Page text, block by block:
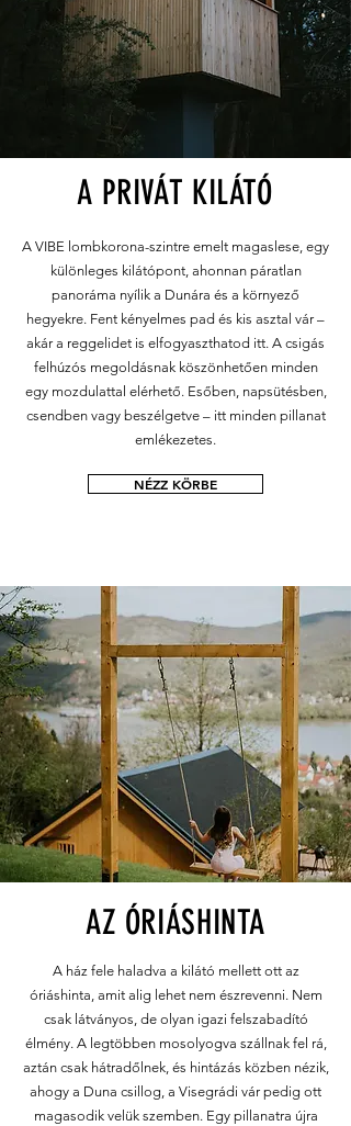
A PRIVÁT KILÁTÓ
A VIBE lombkorona-szintre emelt magaslese, egy
különleges kilátópont, ahonnan páratlan
panoráma nyílik a Dunára és a környező
hegyekre. Fent kényelmes pad és kis asztal vár –
akár a reggelidet is elfogyaszthatod itt. A csigás
felhúzós megoldásnak köszönhetően minden
egy mozdulattal elérhető. Esőben, napsütésben,
csendben vagy beszélgetve – itt minden pillanat
emlékezetes.
NÉZZ KÖRBE
AZ ÓRIÁSHINTA
A ház fele haladva a kilátó mellett ott az
óriáshinta, amit alig lehet nem észrevenni. Nem
csak látványos, de olyan igazi felszabadító
élmény. A legtöbben mosolyogva szállnak fel rá,
aztán csak hátradőlnek, és hintázás közben nézik,
ahogy a Duna csillog, a Visegrádi vár pedig ott
magasodik velük szemben. Egy pillanatra újra